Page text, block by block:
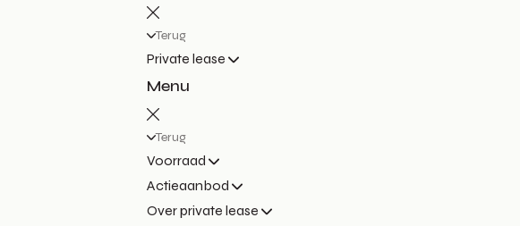
Terug
Private lease
Menu
Terug
Voorraad
Actieaanbod
Over private lease